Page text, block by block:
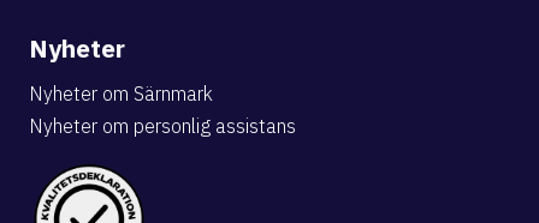
Nyheter
Nyheter om Särnmark
Nyheter om personlig assistans